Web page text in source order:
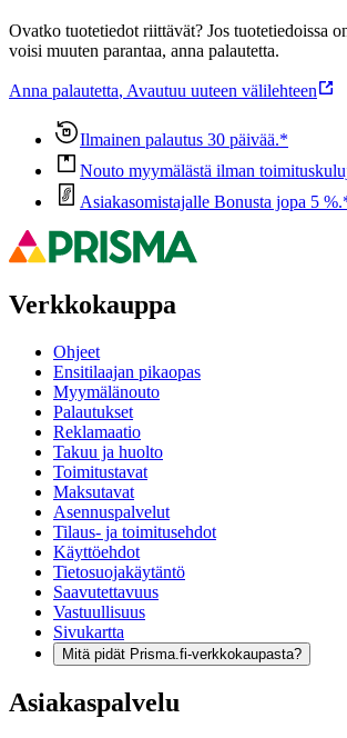
Ovatko tuotetiedot riittävät? Jos tuotetiedoissa
voisi muuten parantaa, anna palautetta.
Anna palautetta, Avautuu uuteen välilehteen
Ilmainen palautus 30 päivää.*
Nouto myymälästä ilman
Asiakasomistajalle Bonusta jopa 5
Verkkokauppa
Ohjeet
Ensitilaajan pikaopas
Myymälänouto
Palautukset
Reklamaatio
Takuu ja huolto
Toimitustavat
Maksutavat
Asennuspalvelut
Tilaus- ja toimitusehdot
Käyttöehdot
Tietosuojakäytäntö
Saavutettavuus
Vastuullisuus
Sivukartta
Mitä pidät Prisma.fi-verkkokaupasta?
Asiakaspalvelu